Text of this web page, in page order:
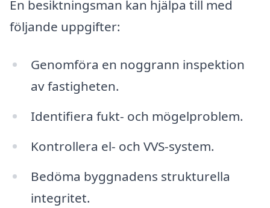
En besiktningsman kan hjälpa till med
följande uppgifter:
Genomföra en noggrann inspektion
av fastigheten.
Identifiera fukt- och mögelproblem.
Kontrollera el- och VVS-system.
Bedöma byggnadens strukturella
integritet.